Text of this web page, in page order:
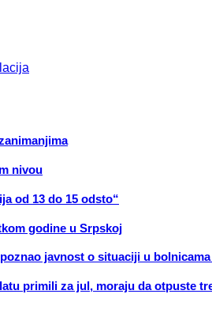
nivou
od 13 do 15 odsto“
godine u Srpskoj
javnost o situaciji u
primili za jul, moraju da otpuste